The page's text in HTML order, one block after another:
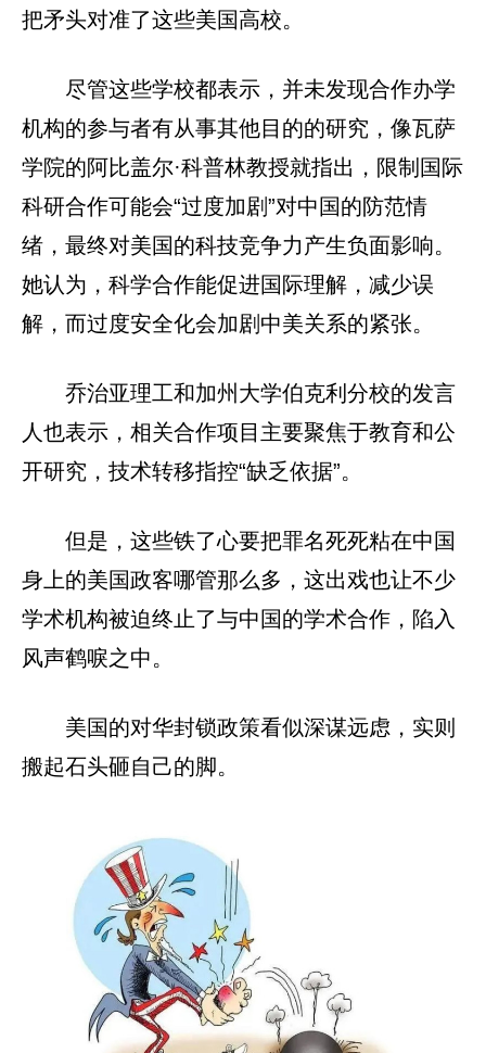
把矛头对准了这些美国高校。
尽管这些学校都表示，并未发现合作办学
机构的参与者有从事其他目的的研究，像瓦萨
学院的阿比盖尔·科普林教授就指出，限制国际
科研合作可能会“过度加剧”对中国的防范情
绪，最终对美国的科技竞争力产生负面影响。
她认为，科学合作能促进国际理解，减少误
解，而过度安全化会加剧中美关系的紧张。
乔治亚理工和加州大学伯克利分校的发言
人也表示，相关合作项目主要聚焦于教育和公
开研究，技术转移指控“缺乏依据”。
但是，这些铁了心要把罪名死死粘在中国
身上的美国政客哪管那么多，这出戏也让不少
学术机构被迫终止了与中国的学术合作，陷入
风声鹤唳之中。
美国的对华封锁政策看似深谋远虑，实则
搬起石头砸自己的脚。